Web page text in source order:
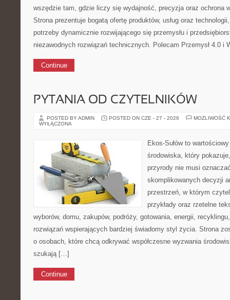
wszędzie tam, gdzie liczy się wydajność, precyzja oraz ochrona
Strona prezentuje bogatą ofertę produktów, usług oraz
potrzeby dynamicznie rozwijającego się przemysłu i
niezawodnych rozwiązań technicznych. Polecam Przemysł 4.0 i
Continue
PYTANIA OD CZYTELNIKÓW
POSTED BY ADMIN POSTED ON CZE - 27 - 2026
MOŻLIWOŚĆ
WYŁĄCZONA
Ekos-Sułów to
środowiska, który
przyrody nie musi
skomplikowanych decyzji
przestrzeń, w którym
przykłady oraz rzetelne
wyborów, domu, zakupów, podróży, gotowania, energii,
rozwiązań wspierających bardziej świadomy styl życia. Strona
o osobach, które chcą odkrywać współczesne wyzwania
szukają […]
Continue